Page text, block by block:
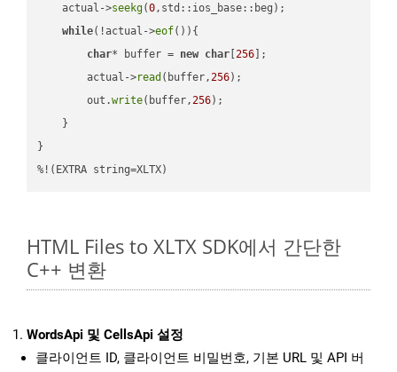
    actual->
seekg(0,std::ios_base::beg);
while(!actual->eof()){
char* buffer = new char [256 ];
        actual->
read (buffer,256);
        out.
write(buffer,256);
    }
}
%!(EXTRA string=XLTX)
HTML Files to XLTX SDK에서 간단한
C++ 변환
WordsApi 및 CellsApi 설정
클라이언트 ID, 클라이언트 비밀번호, 기본 URL 및 API 버